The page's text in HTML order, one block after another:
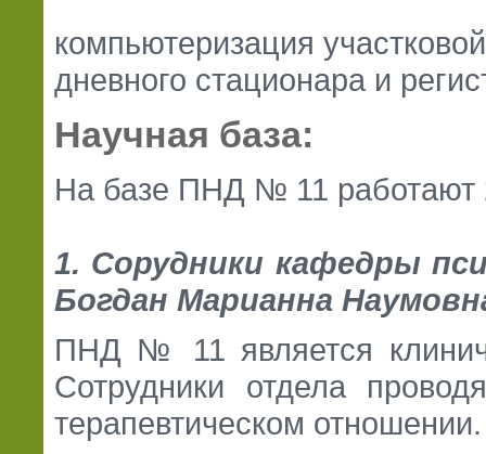
компьютеризация
дневного стационара и
Научная база:
На базе ПНД № 11 работают
1. Сорудники кафедры
Богдан Марианна
ПНД № 11 является
Сотрудники отдела
терапевтическом отношении.